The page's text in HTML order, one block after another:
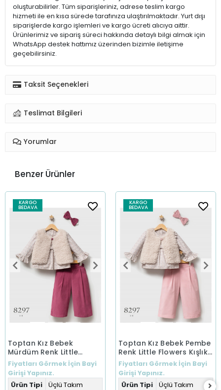
oluşturabilirler. Tüm siparişleriniz, adrese teslim kargo
hizmeti ile en kısa sürede tarafınıza ulaştırılmaktadır. Yurt dışı
siparişlerde kargo işlemleri ve kargo ücreti alıcıya aittir.
Ürünlerimiz ve sipariş süreci hakkında detaylı bilgi almak için
WhatsApp destek hattımız üzerinden bizimle iletişime
geçebilirsiniz.
Taksit Seçenekleri
Teslimat Bilgileri
Yorumlar
Benzer Ürünler
KARGO
BEDAVA
Toptan Kız Bebek
Mürdüm Renk Little
Flowers Kışlık Üçlü Takım
(1-5 Yaş)
Fiyatları Görmek İçin Bayi
Girişi Yapınız.
Ürün Tipi
Üçlü Takım
KARGO
BEDAVA
Toptan Kız Bebek Pembe
Renk Little Flowers Kışlık
Üçlü Takım (1-5 Yaş)
Fiyatları Görmek İçin Bayi
Girişi Yapınız.
Ürün Tipi
Üçlü Takım